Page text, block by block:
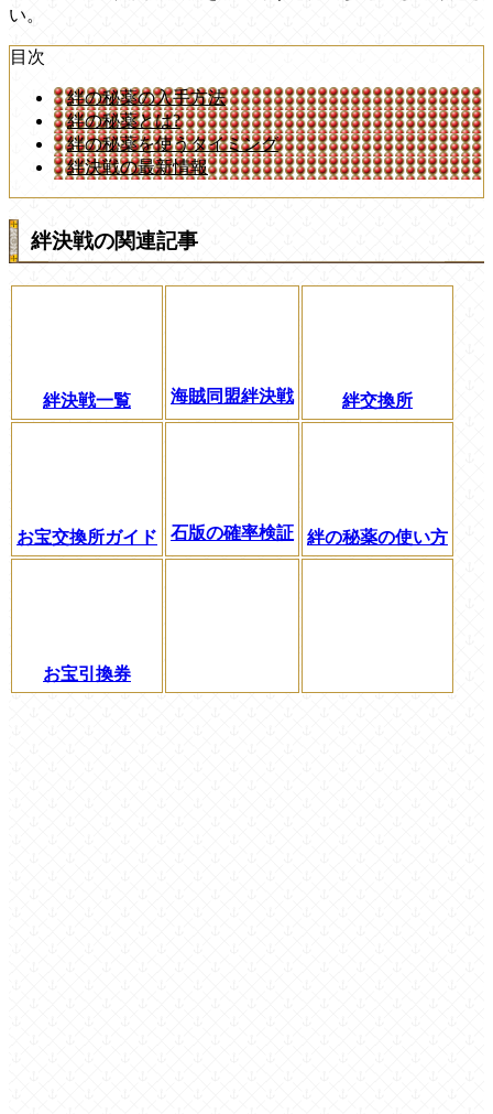
い。
目次
絆の秘薬の入手方法
絆の秘薬とは?
絆の秘薬を使うタイミング
絆決戦の最新情報
絆決戦の関連記事
絆決戦一覧 海賊同盟絆決戦 絆交換所
お宝交換所ガイド 石版の確率検証 絆の秘薬の使い方
お宝引換券